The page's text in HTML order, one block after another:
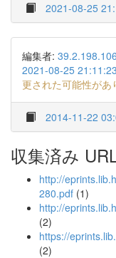
2021-08-25
編集者: 39.2.198.106
2021-08-25 21:11:23
更された可能性があ
2014-11-22
収集済み
http://
280.pdf (1)
http://
(2)
https://
(2)